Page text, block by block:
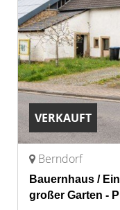
VERKAUFT
Berndorf
Bauernhaus /
großer Garten -